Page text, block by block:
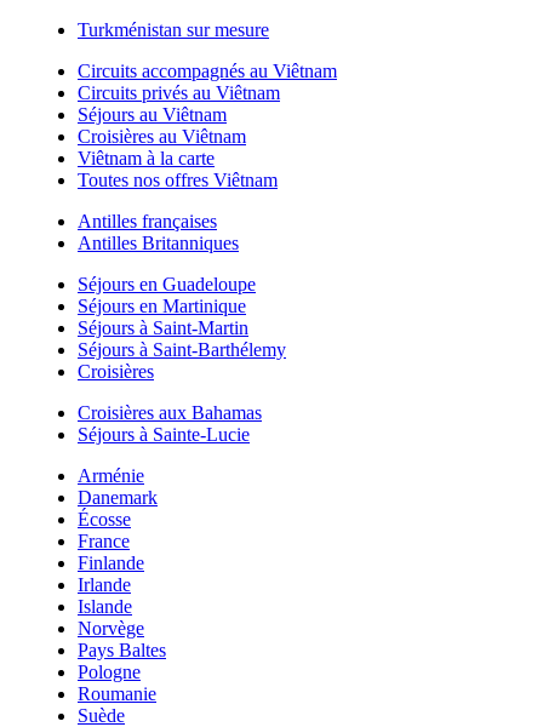
Turkménistan sur mesure
Circuits accompagnés au Viêtnam
Circuits privés au Viêtnam
Séjours au Viêtnam
Croisières au Viêtnam
Viêtnam à la carte
Toutes nos offres Viêtnam
Antilles françaises
Antilles Britanniques
Séjours en Guadeloupe
Séjours en Martinique
Séjours à Saint-Martin
Séjours à Saint-Barthélemy
Croisières
Croisières aux Bahamas
Séjours à Sainte-Lucie
Arménie
Danemark
Écosse
France
Finlande
Irlande
Islande
Norvège
Pays Baltes
Pologne
Roumanie
Suède